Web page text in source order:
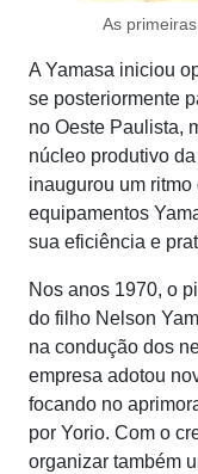
As
A Yamasa iniciou
se posteriormente
no Oeste Paulista,
núcleo produtivo
inaugurou um
equipamentos
sua eficiência e
Nos anos 1970, o
do filho Nelson
na condução dos
empresa adotou
focando no
por Yorio. Com o
organizar também